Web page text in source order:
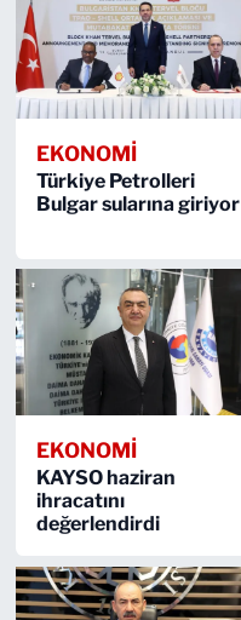
EKONOMİ
Türkiye Petrolleri
Bulgar sularına giriyor
EKONOMİ
KAYSO haziran
ihracatını
değerlendirdi